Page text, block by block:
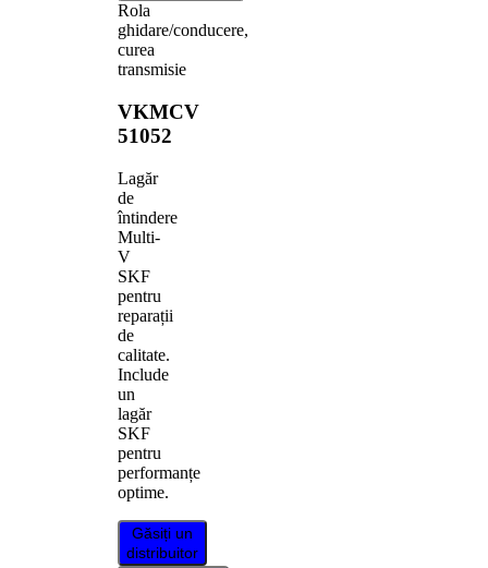
Rola
ghidare/conducere,
curea
transmisie
VKMCV
51052
Lagăr
de
întindere
Multi-
V
SKF
pentru
reparații
de
calitate.
Include
un
lagăr
SKF
pentru
performanțe
optime.
Găsiți un
distribuitor